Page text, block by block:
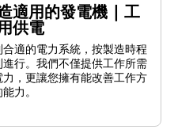
適用的發電機 | 工
供電
合適的電力系統，按製造時程
進行。我們不僅提供工作所需
力，更讓您擁有能改善工作方
力。